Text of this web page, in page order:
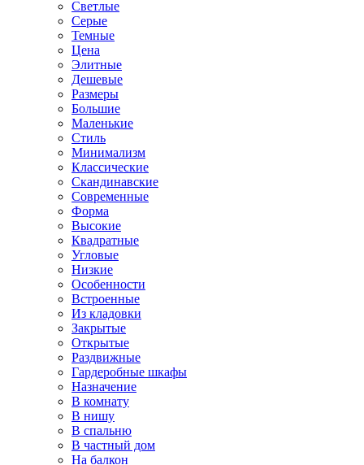
Светлые
Серые
Темные
Цена
Элитные
Дешевые
Размеры
Большие
Маленькие
Стиль
Минимализм
Классические
Скандинавские
Современные
Форма
Высокие
Квадратные
Угловые
Низкие
Особенности
Встроенные
Из кладовки
Закрытые
Открытые
Раздвижные
Гардеробные шкафы
Назначение
В комнату
В нишу
В спальню
В частный дом
На балкон